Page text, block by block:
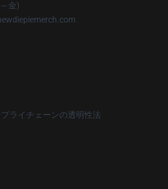
金)
ライチェーンの透明性法